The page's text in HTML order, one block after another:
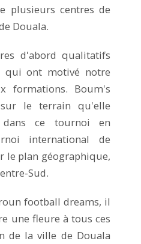
plusieurs centres de
Douala.
d'abord qualitatifs
qui ont motivé notre
formations. Boum's
le terrain qu'elle
ce tournoi en
international de
le plan géographique,
Sud.
football dreams, il
une fleure à tous ces
de la ville de Douala